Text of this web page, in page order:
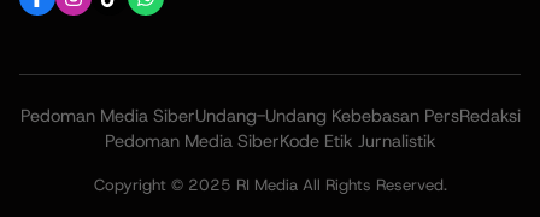
Pedoman Media SiberUndang-Undang Kebebasan PersRedaksi
Pedoman Media SiberKode Etik Jurnalistik
Copyright © 2025 RI Media All Rights Reserved.